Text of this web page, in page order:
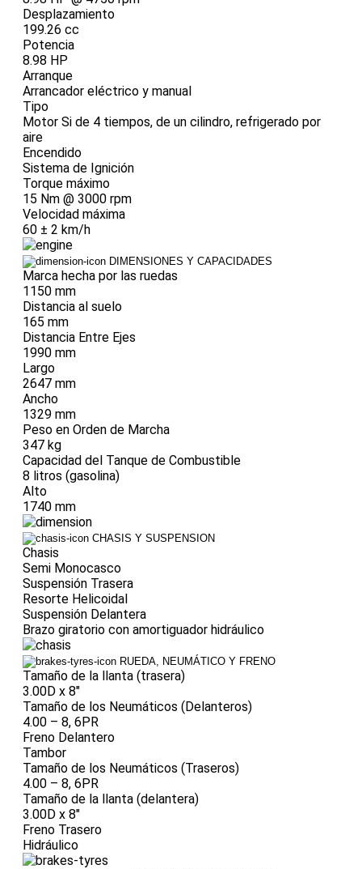
Desplazamiento
199.26 cc
Potencia
8.98 HP
Arranque
Arrancador eléctrico y manual
Tipo
Motor Si de 4 tiempos, de un cilindro, refrigerado por
aire
Encendido
Sistema de Ignición
Torque máximo
15 Nm @ 3000 rpm
Velocidad máxima
60 ± 2 km/h
DIMENSIONES Y CAPACIDADES
Marca hecha por las ruedas
1150 mm
Distancia al suelo
165 mm
Distancia Entre Ejes
1990 mm
Largo
2647 mm
Ancho
1329 mm
Peso en Orden de Marcha
347 kg
Capacidad del Tanque de Combustible
8 litros (gasolina)
Alto
1740 mm
CHASIS Y SUSPENSION
Chasis
Semi Monocasco
Suspensión Trasera
Resorte Helicoidal
Suspensión Delantera
Brazo giratorio con amortiguador hidráulico
RUEDA, NEUMÁTICO Y FRENO
Tamaño de la llanta (trasera)
3.00D x 8"
Tamaño de los Neumáticos (Delanteros)
4.00 – 8, 6PR
Freno Delantero
Tambor
Tamaño de los Neumáticos (Traseros)
4.00 – 8, 6PR
Tamaño de la llanta (delantera)
3.00D x 8"
Freno Trasero
Hidráulico